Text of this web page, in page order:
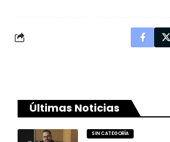
Últimas Noticias
SIN CATEGORÍA